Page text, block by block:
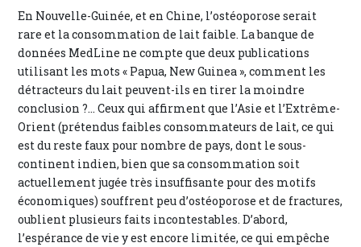
En Nouvelle-Guinée, et en Chine, l’ostéoporose serait
rare et la consommation de lait faible. La banque de
données MedLine ne compte que deux publications
utilisant les mots « Papua, New Guinea », comment les
détracteurs du lait peuvent-ils en tirer la moindre
conclusion ?... Ceux qui affirment que l’Asie et l’Extrême-
Orient (prétendus faibles consommateurs de lait, ce qui
est du reste faux pour nombre de pays, dont le sous-
continent indien, bien que sa consommation soit
actuellement jugée très insuffisante pour des motifs
économiques) souffrent peu d’ostéoporose et de fractures,
oublient plusieurs faits incontestables. D’abord,
l’espérance de vie y est encore limitée, ce qui empêche